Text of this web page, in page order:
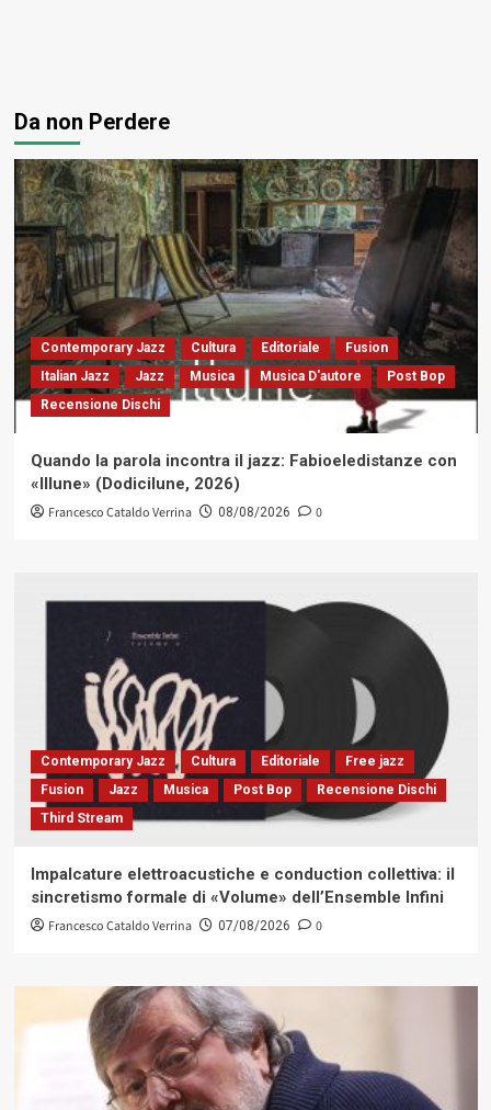
Da non Perdere
Contemporary Jazz Cultura Editoriale
Fusion
Italian Jazz
Jazz Musica Musica D'autore
Post Bop
Recensione Dischi
Quando la parola incontra il jazz: Fabioeledistanze con
«Illune» (Dodicilune, 2026)
Francesco Cataldo Verrina 08/08/2026 0
Contemporary Jazz Cultura Editoriale
Free jazz
Fusion
Jazz Musica Post Bop
Recensione Dischi
Third Stream
Impalcature elettroacustiche e conduction collettiva: il
sincretismo formale di «Volume» dell’Ensemble Infini
Francesco Cataldo Verrina 07/08/2026 0